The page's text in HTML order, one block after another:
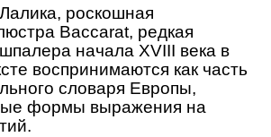
роскошная
Baccarat, редкая
начала XVIII века в
воспринимаются как часть
словаря Европы,
формы выражения на